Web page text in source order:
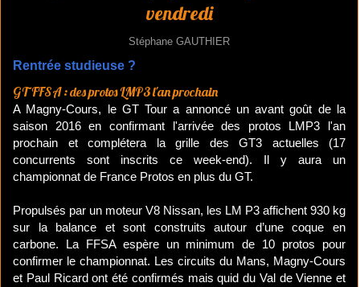
vendredi
Stéphane GAUTHIER
Rentrée studieuse ?
GT FFSA : des protos LMP3 l'an prochain
A Magny-Cours, le GT Tour a annoncé un avant goût de la
saison 2016 en confirmant l'arrivée des protos LMP3 l'an
prochain et complétera la grille des GT3 actuelles (17
concurrents sont inscrits ce week-end). Il y aura un
championnat de France Protos en plus du GT.
Propulsés par un moteur V8 Nissan, les LM P3 affichent 930 kg
sur la balance et sont construits autour d’une coque en
carbone. La FFSA espère un minimum de 10 protos pour
confirmer le championnat. Les circuits du Mans, Magny-Cours
et Paul Ricard ont été confirmés mais quid du Val de Vienne et